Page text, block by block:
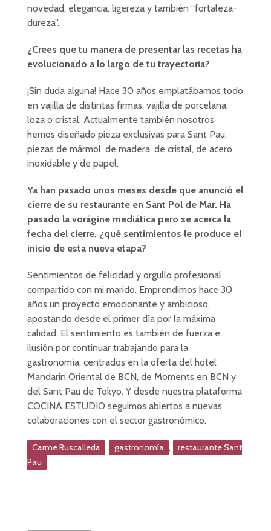
novedad, elegancia, ligereza y también “fortaleza-
dureza”.
¿Crees que tu manera de presentar las recetas ha
evolucionado a lo largo de tu trayectoria?
¡Sin duda alguna! Hace 30 años emplatábamos todo
en vajilla de distintas firmas, vajilla de porcelana,
loza o cristal. Actualmente también nosotros
hemos diseñado pieza exclusivas para Sant Pau,
piezas de mármol, de madera, de cristal, de acero
inoxidable y de papel.
Ya han pasado unos meses desde que anunció el
cierre de su restaurante en Sant Pol de Mar. Ha
pasado la vorágine mediática pero se acerca la
fecha del cierre, ¿qué sentimientos le produce el
inicio de esta nueva etapa?
Sentimientos de felicidad y orgullo profesional
compartido con mi marido. Emprendimos hace 30
años un proyecto emocionante y ambicioso,
apostando desde el primer día por la máxima
calidad. El sentimiento es también de fuerza e
ilusión por continuar trabajando para la
gastronomía, centrados en la oferta del hotel
Mandarin Oriental de BCN, de Moments en BCN y
del Sant Pau de Tokyo. Y desde nuestra plataforma
COCINA ESTUDIO seguimos abiertos a nuevas
colaboraciones con el sector gastronómico.
Carme Ruscalleda , gastronomía ,
restaurante Sant
Pau